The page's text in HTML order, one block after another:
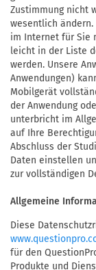
Zustimmung nicht
wesentlich ändern.
im Internet für Sie
leicht in der Liste
werden. Unsere
Anwendungen)
Mobilgerät
der Anwendung
unterbricht im
auf Ihre
Abschluss der
Daten einstellen
zur vollständigen
Allgemeine
Diese
für den
Produkte und